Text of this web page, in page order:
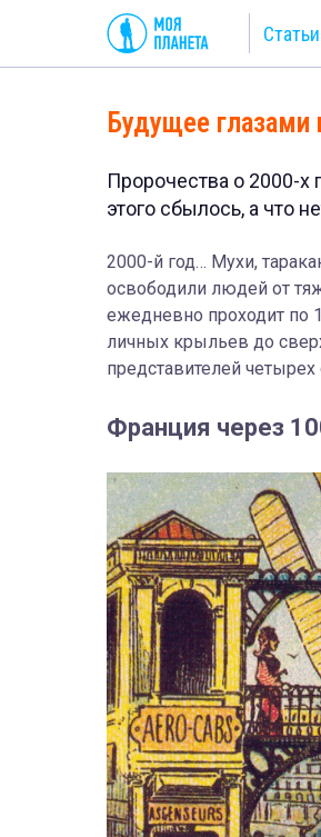
Статьи
Будущее глазами
Пророчества о 2000-х
этого сбылось, а что
2000-й год… Мухи,
освободили людей от
ежедневно проходит по
личных крыльев до
представителей
Франция через